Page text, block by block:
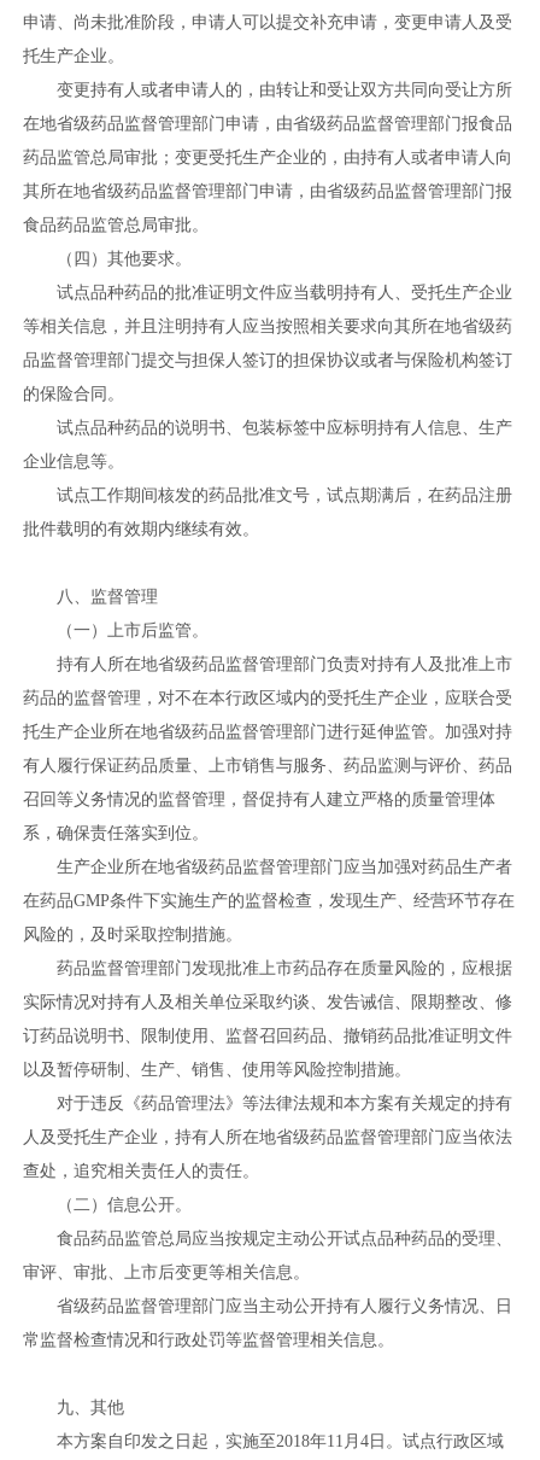
申请、尚未批准阶段，申请人可以提交补充申请，变更申请人及受
托生产企业。
变更持有人或者申请人的，由转让和受让双方共同向受让方所
在地省级药品监督管理部门申请，由省级药品监督管理部门报食品
药品监管总局审批；变更受托生产企业的，由持有人或者申请人向
其所在地省级药品监督管理部门申请，由省级药品监督管理部门报
食品药品监管总局审批。
（四）其他要求。
试点品种药品的批准证明文件应当载明持有人、受托生产企业
等相关信息，并且注明持有人应当按照相关要求向其所在地省级药
品监督管理部门提交与担保人签订的担保协议或者与保险机构签订
的保险合同。
试点品种药品的说明书、包装标签中应标明持有人信息、生产
企业信息等。
试点工作期间核发的药品批准文号，试点期满后，在药品注册
批件载明的有效期内继续有效。
八、监督管理
（一）上市后监管。
持有人所在地省级药品监督管理部门负责对持有人及批准上市
药品的监督管理，对不在本行政区域内的受托生产企业，应联合受
托生产企业所在地省级药品监督管理部门进行延伸监管。加强对持
有人履行保证药品质量、上市销售与服务、药品监测与评价、药品
召回等义务情况的监督管理，督促持有人建立严格的质量管理体
系，确保责任落实到位。
生产企业所在地省级药品监督管理部门应当加强对药品生产者
在药品GMP条件下实施生产的监督检查，发现生产、经营环节存在
风险的，及时采取控制措施。
药品监督管理部门发现批准上市药品存在质量风险的，应根据
实际情况对持有人及相关单位采取约谈、发告诫信、限期整改、修
订药品说明书、限制使用、监督召回药品、撤销药品批准证明文件
以及暂停研制、生产、销售、使用等风险控制措施。
对于违反《药品管理法》等法律法规和本方案有关规定的持有
人及受托生产企业，持有人所在地省级药品监督管理部门应当依法
查处，追究相关责任人的责任。
（二）信息公开。
食品药品监管总局应当按规定主动公开试点品种药品的受理、
审评、审批、上市后变更等相关信息。
省级药品监督管理部门应当主动公开持有人履行义务情况、日
常监督检查情况和行政处罚等监督管理相关信息。
九、其他
本方案自印发之日起，实施至2018年11月4日。试点行政区域